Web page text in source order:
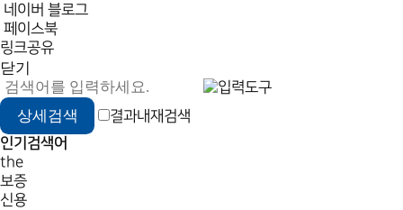
네이버 블로그
페이스북
링크공유
닫기
검
어
입
력
상세검색
결과내재검색
인기검색어
the
보증
신용